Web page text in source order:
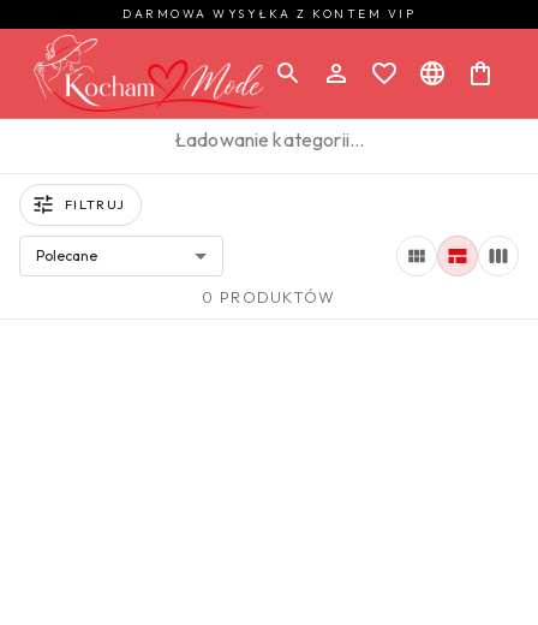
DARMOWA WYSYŁKA Z KONTEM VIP
Ładowanie kategorii…
FILTRUJ
Polecane
0 PRODUKTÓW